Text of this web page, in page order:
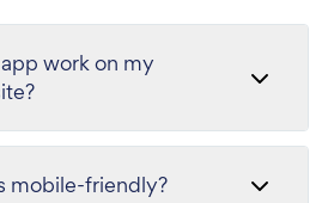
work on my
mobile-friendly?